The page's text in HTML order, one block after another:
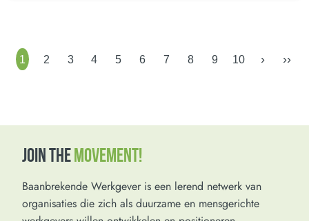
1 2 3 4 5 6 7 8 9 10 › ››
JOIN THEMOVEMENT!
Baanbrekende Werkgever is een lerend netwerk van
organisaties die zich als duurzame en mensgerichte